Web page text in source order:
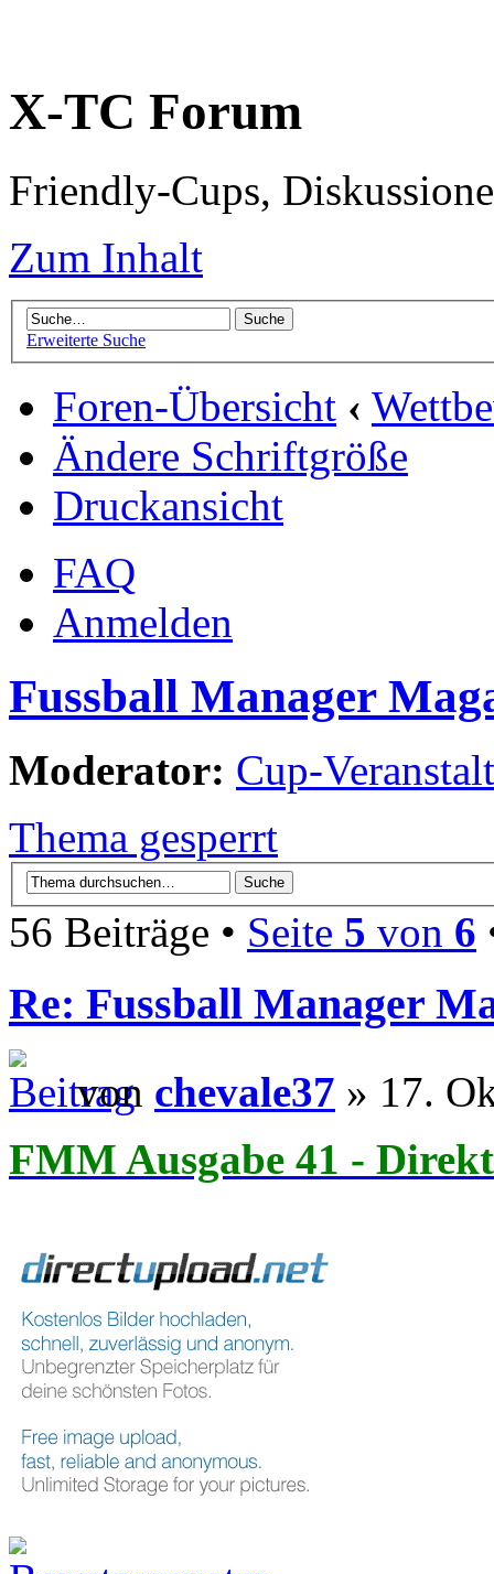
X-TC Forum
Friendly-Cups,
Zum Inhalt
Erweiterte Suche
Foren-Übersicht ‹
Ändere Schriftgröße
Druckansicht
FAQ
Anmelden
Fussball Manager
Moderator: Cup-
Thema gesperrt
56 Beiträge • Seite 5 von 6
Re: Fussball Manager
von chevale37 » 17.
FMM Ausgabe 41 -